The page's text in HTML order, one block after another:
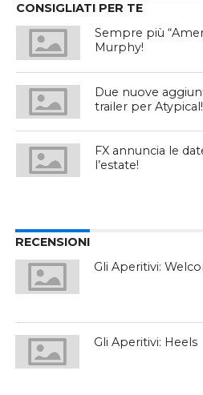
CONSIGLIATI PER TE
Sempre più
Murphy!
Due nuove
trailer per Atypical!
FX annuncia le
l’estate!
RECENSIONI
Gli Aperitivi:
Gli Aperitivi: Heels